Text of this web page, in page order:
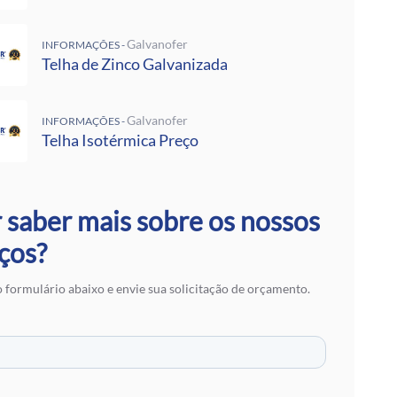
Preço Por Metro
Metalon
Zinco Galvanizada
Preço
Aço Galvanizado
para Telhado
de Zinco
SP
INFORMAÇÕES -Galvanofer
Telha de Zinco Galvanizada
INFORMAÇÕES -Galvanofer
Telha Isotérmica Preço
mais sobre os nossos
formulário abaixo e envie sua solicitação de orçamento.